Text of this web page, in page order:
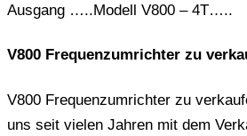
Ausgang …..Modell V800 – 4T…..
V800 Frequenzumrichter zu
V800 Frequenzumrichter zu
uns seit vielen Jahren mit dem